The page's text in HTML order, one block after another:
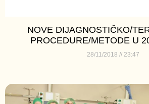
NOVE DIJAGNOSTIČKO/
PROCEDURE/METODE U
28/11/2018 23:47